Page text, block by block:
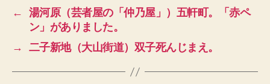
←
湯河原（芸者屋の「仲乃屋」）五軒町。「赤ペ
ン」がありました。
→
二子新地（大山街道）双子死んじまえ。